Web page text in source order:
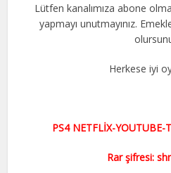
Lütfen kanalımıza abone
yapmayı unutmayınız.
Herkese iyi
PS4 NETFLİX-
Rar şifresi: